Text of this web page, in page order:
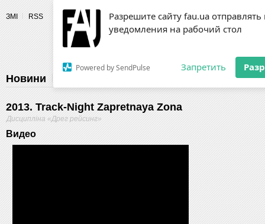
Разрешите сайту fau.ua отправлять
уведомления на рабочий стол
Powered by SendPulse Запретить
ЗМІ RSS
Новини Календар
2013. Track-Night Zapretnaya Zona
Дисципліна «Дрег рейсинг»
Видео